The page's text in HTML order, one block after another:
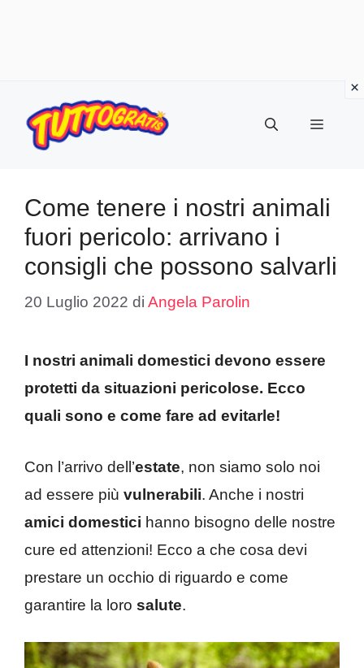
contenuto
Menu
Come tenere i nostri animali
fuori pericolo: arrivano i
consigli che possono salvarli
20 Luglio 2022 di Angela Parolin
I nostri animali domestici devono essere
protetti da situazioni pericolose. Ecco
quali sono e come fare ad evitarle!
Con l’arrivo dell’estate, non siamo solo noi
ad essere più vulnerabili. Anche i nostri
amici domestici hanno bisogno delle nostre
cure ed attenzioni! Ecco a che cosa devi
prestare un occhio di riguardo e come
garantire la loro salute.